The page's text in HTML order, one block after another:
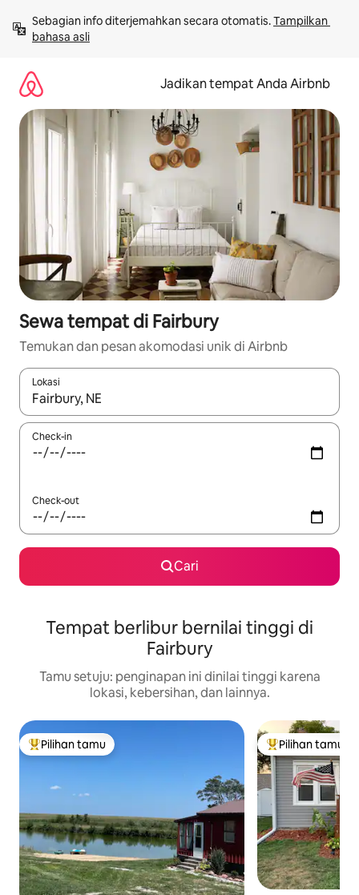
langsung
lihat
Sebagian info diterjemahkan secara otomatis. Tampilkan
bahasa asli
Jadikan tempat Anda Airbnb
Sewa tempat di Fairbury
Temukan dan pesan akomodasi unik di Airbnb
Lokasi
Jika hasil yang dicari tersedia, telusuri dengan tombol panah
Check-in
Check-out
Cari
Tempat berlibur bernilai tinggi di
Fairbury
Tamu setuju: penginapan ini dinilai tinggi karena
lokasi, kebersihan, dan lainnya.
Pilihan tamu terpopuler
Pilihan tamu Pilihan tamu
Pilihan tamu